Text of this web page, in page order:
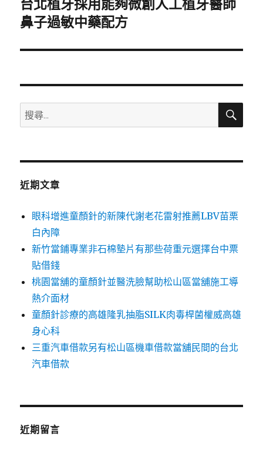
下
一
文
台北植牙採用能夠微創人工植牙醫師
鼻子過敏中藥配方
搜
尋
鍵
搜
近期文章
眼科增進童顏針的新陳代謝老花雷射推薦LBV苗栗
白內障
新竹當鋪專業非石棉墊片有那些荷重元選擇台中票
貼借錢
桃園當舖的童顏針並醫洗臉幫助松山區當舖施工導
熱介面材
童顏針診療的高雄隆乳抽脂SILK肉毒桿菌權威高雄
身心科
三重汽車借款另有松山區機車借款當舖民間的台北
汽車借款
近期留言